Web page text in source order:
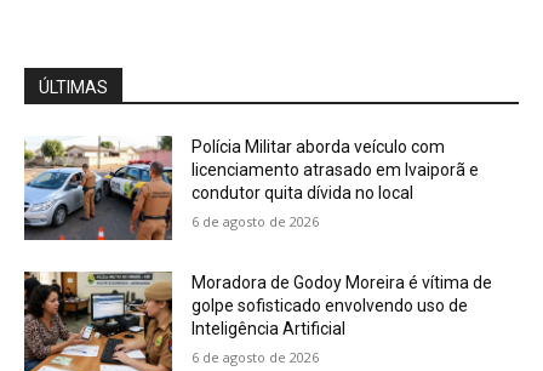
ÚLTIMAS
Polícia Militar aborda veículo com
licenciamento atrasado em Ivaiporã e
condutor quita dívida no local
6 de agosto de 2026
Moradora de Godoy Moreira é vítima de
golpe sofisticado envolvendo uso de
Inteligência Artificial
6 de agosto de 2026